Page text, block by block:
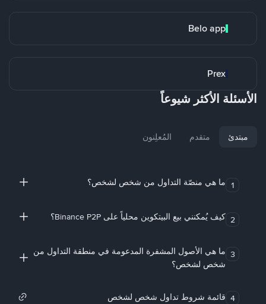
Belo app
Prex
الأسئلة الأكثر شيوعاً
مبتدئ متقدم المُعلِنون
1 ما هي منصّة التداول من شخص لشخص؟
2 كيف يُمكنني بيع البيتكوين محلياً على Binance P2P؟
3 ما هي الأصول المشفرة المدعومة في منطقة التداول من
شخص لشخص؟
4 قائمة شروط تداول شخص لشخص